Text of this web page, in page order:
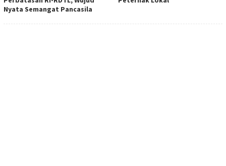
Nyata Semangat Pancasila